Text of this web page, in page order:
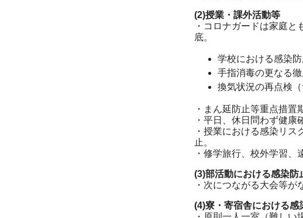
(2)授業・課外活動等
・コロナガードは家庭
底。
学校における感染
手指消毒の更なる
換気状況の再点検
・まん延防止等重点措
・平日、休日問わず健
・授業における感染リ
止。
・修学旅行、校外学習
(3)部活動における感染防
・次につながる大会等が
(4)寮・寄宿舎における感